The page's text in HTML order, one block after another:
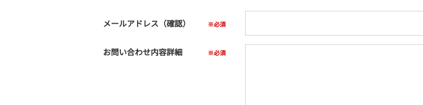
メールアドレス（確認）
お問い合わせ内容詳細